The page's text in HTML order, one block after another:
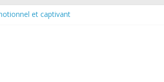
et captivant